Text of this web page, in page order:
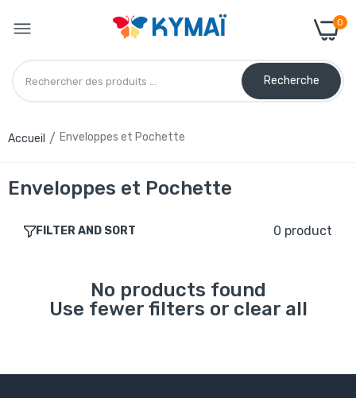
0
Recherche
Accueil Enveloppes et Pochette
Enveloppes et Pochette
FILTER AND SORT 0 product
No products found
Use fewer filters or clear all